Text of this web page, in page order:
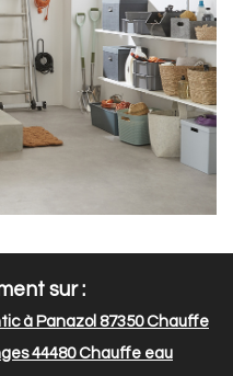
sur :
à Panazol 87350Chauffe
44480Chauffe eau